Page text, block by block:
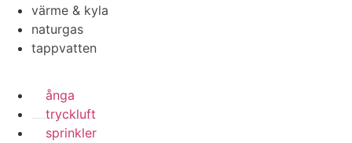
värme & kyla
naturgas
tappvatten
ånga
tryckluft
sprinkler